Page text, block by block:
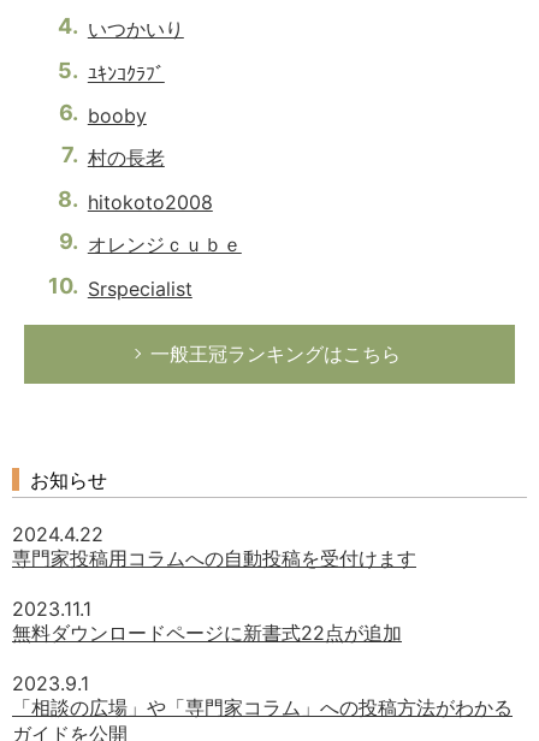
いつかいり
ﾕｷﾝｺｸﾗﾌﾞ
booby
村の長老
hitokoto2008
オレンジｃｕｂｅ
Srspecialist
一般王冠ランキングはこちら
お知らせ
2024.4.22
専門家投稿用コラムへの自動投稿を受付けます
2023.11.1
無料ダウンロードページに新書式22点が追加
2023.9.1
「相談の広場」や「専門家コラム」への投稿方法がわかる
ガイドを公開